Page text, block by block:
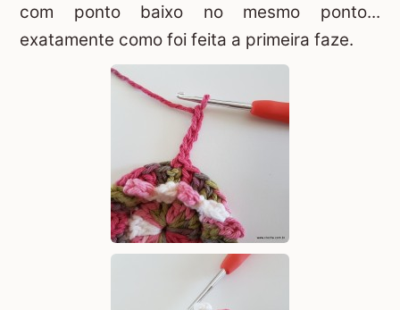
com ponto baixo no mesmo ponto...
exatamente como foi feita a primeira faze.